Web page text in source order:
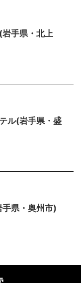
手県・北上
ル(岩手県・盛
県・奥州市)